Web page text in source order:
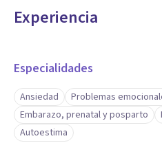
Experiencia
Especialidades
Ansiedad
Problemas
Embarazo, prenatal y posparto
Autoestima